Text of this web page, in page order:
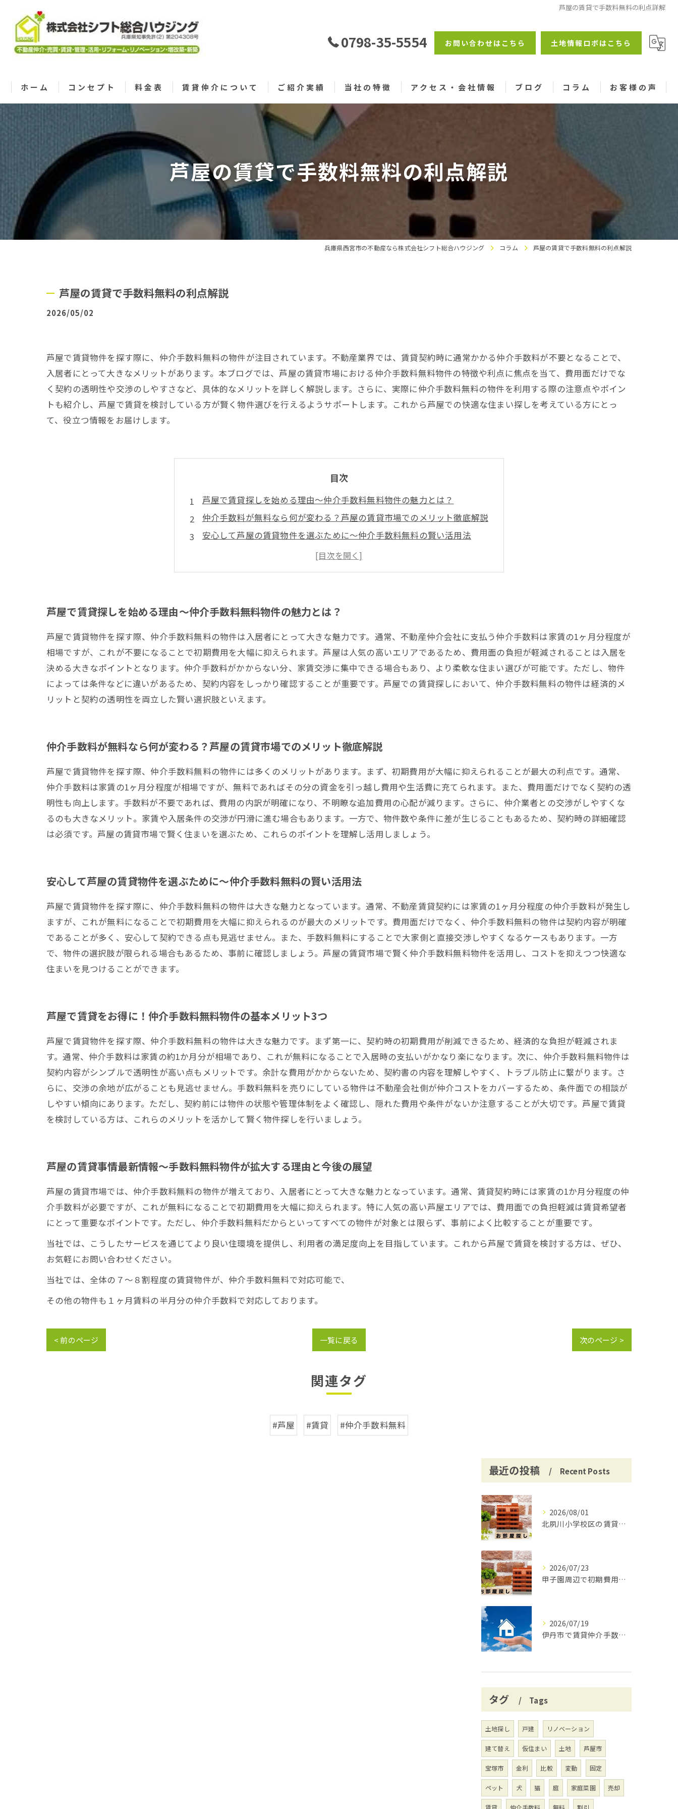
芦屋の賃貸で手数料無料の利点詳解
0798-35-5554 お問い合わせはこちら 土地情報ロボはこちら
ホーム コンセプト 料金表 賃貸仲介について ご紹介実績 当社の特徴
売買
戸建て
アクセス・会社情報 ブログ コラム お客様の声
芦屋の賃貸で手数料無料の利点解説
兵庫県西宮市の不動産なら株式会社シフト総合ハウジング コラム 芦屋の賃貸で手数料無料の利点解説
芦屋の賃貸で手数料無料の利点解説
2026/05/02
芦屋で賃貸物件を探す際に、仲介手数料無料の物件が注目されています。不動産業界では、賃貸契約時に通常かかる仲介手数料が不要となることで、
入居者にとって大きなメリットがあります。本ブログでは、芦屋の賃貸市場における仲介手数料無料物件の特徴や利点に焦点を当て、費用面だけでな
く契約の透明性や交渉のしやすさなど、具体的なメリットを詳しく解説します。さらに、実際に仲介手数料無料の物件を利用する際の注意点やポイン
トも紹介し、芦屋で賃貸を検討している方が賢く物件選びを行えるようサポートします。これから芦屋での快適な住まい探しを考えている方にとっ
て、役立つ情報をお届けします。
目次
芦屋で賃貸探しを始める理由〜仲介手数料無料物件の魅力とは？
仲介手数料が無料なら何が変わる？芦屋の賃貸市場でのメリット徹底解説
安心して芦屋の賃貸物件を選ぶために〜仲介手数料無料の賢い活用法
芦屋で賃貸をお得に！仲介手数料無料物件の基本メリット3つ
芦屋の賃貸事情最新情報〜手数料無料物件が拡大する理由と今後の展望
芦屋で賃貸探しを始める理由〜仲介手数料無料物件の魅力とは？
芦屋で賃貸物件を探す際、仲介手数料無料の物件は入居者にとって大きな魅力です。通常、不動産仲介会社に支払う仲介手数料は家賃の1ヶ月分程度が
相場ですが、これが不要になることで初期費用を大幅に抑えられます。芦屋は人気の高いエリアであるため、費用面の負担が軽減されることは入居を
決める大きなポイントとなります。仲介手数料がかからない分、家賃交渉に集中できる場合もあり、より柔軟な住まい選びが可能です。ただし、物件
によっては条件などに違いがあるため、契約内容をしっかり確認することが重要です。芦屋での賃貸探しにおいて、仲介手数料無料の物件は経済的メ
リットと契約の透明性を両立した賢い選択肢といえます。
仲介手数料が無料なら何が変わる？芦屋の賃貸市場でのメリット徹底解説
芦屋で賃貸物件を探す際、仲介手数料無料の物件には多くのメリットがあります。まず、初期費用が大幅に抑えられることが最大の利点です。通常、
仲介手数料は家賃の1ヶ月分程度が相場ですが、無料であればその分の資金を引っ越し費用や生活費に充てられます。また、費用面だけでなく契約の透
明性も向上します。手数料が不要であれば、費用の内訳が明確になり、不明瞭な追加費用の心配が減ります。さらに、仲介業者との交渉がしやすくな
るのも大きなメリット。家賃や入居条件の交渉が円滑に進む場合もあります。一方で、物件数や条件に差が生じることもあるため、契約時の詳細確認
は必須です。芦屋の賃貸市場で賢く住まいを選ぶため、これらのポイントを理解し活用しましょう。
安心して芦屋の賃貸物件を選ぶために〜仲介手数料無料の賢い活用法
芦屋で賃貸物件を探す際に、仲介手数料無料の物件は大きな魅力となっています。通常、不動産賃貸契約には家賃の1ヶ月分程度の仲介手数料が発生し
ますが、これが無料になることで初期費用を大幅に抑えられるのが最大のメリットです。費用面だけでなく、仲介手数料無料の物件は契約内容が明確
であることが多く、安心して契約できる点も見逃せません。また、手数料無料にすることで大家側と直接交渉しやすくなるケースもあります。一方
で、物件の選択肢が限られる場合もあるため、事前に確認しましょう。芦屋の賃貸市場で賢く仲介手数料無料物件を活用し、コストを抑えつつ快適な
住まいを見つけることができます。
芦屋で賃貸をお得に！仲介手数料無料物件の基本メリット3つ
芦屋で賃貸物件を探す際、仲介手数料無料の物件は大きな魅力です。まず第一に、契約時の初期費用が削減できるため、経済的な負担が軽減されま
す。通常、仲介手数料は家賃の約1か月分が相場であり、これが無料になることで入居時の支払いがかなり楽になります。次に、仲介手数料無料物件は
契約内容がシンプルで透明性が高い点もメリットです。余計な費用がかからないため、契約書の内容を理解しやすく、トラブル防止に繋がります。さ
らに、交渉の余地が広がることも見逃せません。手数料無料を売りにしている物件は不動産会社側が仲介コストをカバーするため、条件面での相談が
しやすい傾向にあります。ただし、契約前には物件の状態や管理体制をよく確認し、隠れた費用や条件がないか注意することが大切です。芦屋で賃貸
を検討している方は、これらのメリットを活かして賢く物件探しを行いましょう。
芦屋の賃貸事情最新情報〜手数料無料物件が拡大する理由と今後の展望
芦屋の賃貸市場では、仲介手数料無料の物件が増えており、入居者にとって大きな魅力となっています。通常、賃貸契約時には家賃の1か月分程度の仲
介手数料が必要ですが、これが無料になることで初期費用を大幅に抑えられます。特に人気の高い芦屋エリアでは、費用面での負担軽減は賃貸希望者
にとって重要なポイントです。ただし、仲介手数料無料だからといってすべての物件が対象とは限らず、事前によく比較することが重要です。
当社では、こうしたサービスを通じてより良い住環境を提供し、利用者の満足度向上を目指しています。これから芦屋で賃貸を検討する方は、ぜひ、
お気軽にお問い合わせください。
当社では、全体の７～８割程度の賃貸物件が、仲介手数料無料で対応可能で、
その他の物件も１ヶ月賃料の半月分の仲介手数料で対応しております。
< 前のページ 一覧に戻る 次のページ >
関連タグ
#芦屋 #賃貸 #仲介手数料無料
最近の投稿 Recent Posts
2026/08/01
北夙川小学校区の賃貸と仲介手数料無料の魅力
2026/07/23
甲子園周辺で初期費用安く賃貸探し
2026/07/19
伊丹市で賃貸仲介手数料無料の賢い借り方
タグ Tags
土地探し 戸建 リノベーション
建て替え 仮住まい 土地 芦屋市
宝塚市 金利 比較 変動 固定
ペット 犬 猫 庭 家庭菜園 売却
賃貸 仲介手数料 無料 割引